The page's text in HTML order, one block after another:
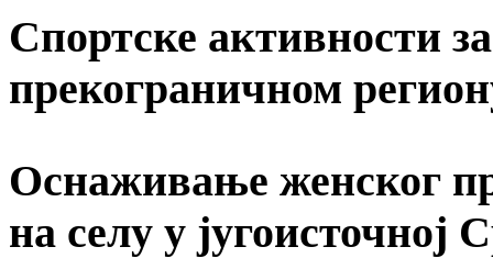
Спортске активности
прекограничном
Оснаживање женског
на селу у југоисточној